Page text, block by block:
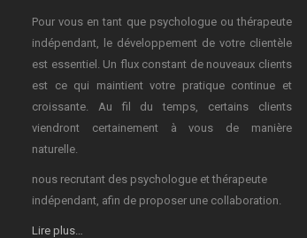
Pour vous en tant que psychologue ou thérapeute
indépendant, le développement de votre clientèle
est essentiel. Un flux constant de nouveaux clients
est ce qui maintient votre pratique continue et
croissante. Au fil du temps, certains clients
viendront certainement à vous de manière
naturelle.
nous recrutant des psychologue et thérapeute
indépendant, afin de proposer une collaboration.
Lire plus…